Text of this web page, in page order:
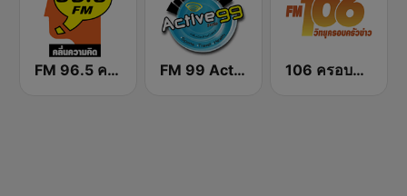
FM 96.5 คลื่นความคิด Thinking Radio FM 99 Active Radio 106 ครอบครัวข่าว